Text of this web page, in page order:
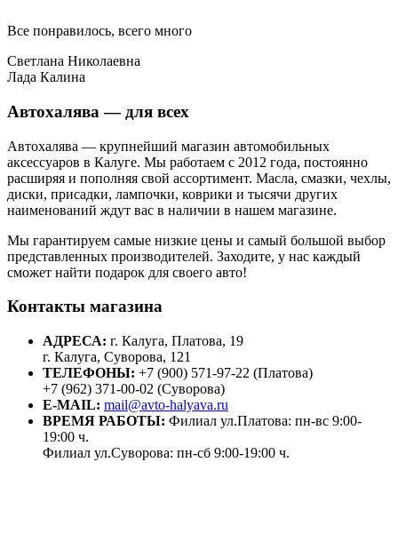
Все понравилось, всего много
Светлана Николаевна
Лада Калина
Автохалява — для всех
Автохалява — крупнейший магазин автомобильных
аксессуаров в Калуге. Мы работаем с 2012 года, постоянно
расширяя и пополняя свой ассортимент. Масла, смазки, чехлы,
диски, присадки, лампочки, коврики и тысячи других
наименований ждут вас в наличии в нашем магазине.
Мы гарантируем самые низкие цены и самый большой выбор
представленных производителей. Заходите, у нас каждый
сможет найти подарок для своего авто!
Контакты магазина
АДРЕСА: г. Калуга, Платова, 19
г. Калуга, Суворова, 121
ТЕЛЕФОНЫ: +7 (900) 571-97-22 (Платова)
+7 (962) 371-00-02 (Суворова)
E-MAIL: mail@avto-halyava.ru
ВРЕМЯ РАБОТЫ: Филиал ул.Платова: пн-вс 9:00-
19:00 ч.
Филиал ул.Суворова: пн-сб 9:00-19:00 ч.